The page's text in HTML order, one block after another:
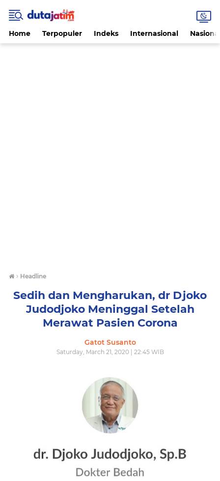
Home Terpopuler Indeks Internasional
› Headline
Sedih dan Mengharukan, dr Djoko
Judodjoko Meninggal Setelah
Merawat Pasien Corona
Gatot Susanto
Saturday, March 21, 2020 | 22:45 WIB